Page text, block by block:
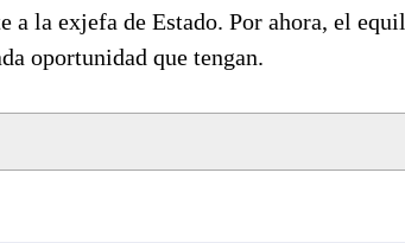
a la exjefa de Estado. Por ahora, el
oportunidad que tengan.